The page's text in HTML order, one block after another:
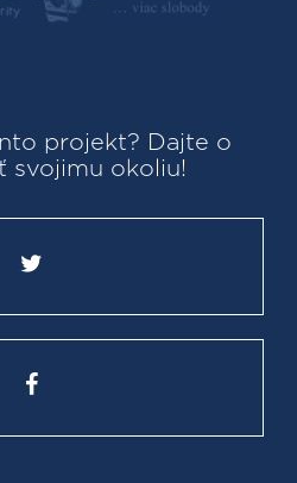
projekt? Dajte o
svojimu okoliu!